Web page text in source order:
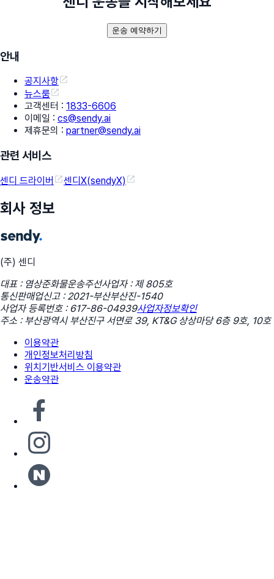
운송 예약하기
안내
공지사항
뉴스룸
고객센터 : 1833-6606
이메일 : cs@sendy.ai
제휴문의 : partner@sendy.ai
관련 서비스
센디 드라이버 센디X(sendyX)
회사 정보
(주) 센디
대표 : 염상준화물운송주선사업자 : 제 805호
통신판매업신고 : 2021-부산부산진-1540
사업자 등록번호 : 617-86-04939사업자정보확인
주소 : 부산광역시 부산진구 서면로 39, KT&G 상상마당 6층 9호, 10호
이용약관
개인정보처리방침
위치기반서비스 이용약관
운송약관